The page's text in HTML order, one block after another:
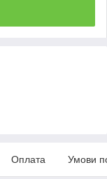
Оплата Умови